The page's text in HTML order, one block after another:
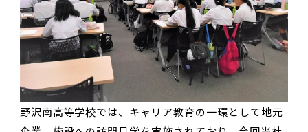
野沢南高等学校では、キャリア教育の一環として地元